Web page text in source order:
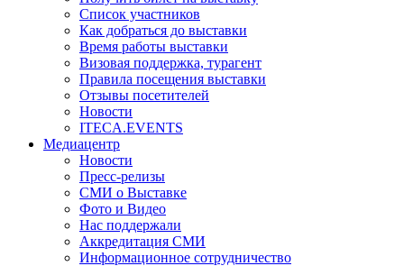
Список участников
Как добраться до выставки
Время работы выставки
Визовая поддержка, турагент
Правила посещения выставки
Отзывы посетителей
Новости
ITECA.EVENTS
Медиацентр
Новости
Пресс-релизы
СМИ о Выставке
Фото и Видео
Нас поддержали
Аккредитация СМИ
Информационное сотрудничество